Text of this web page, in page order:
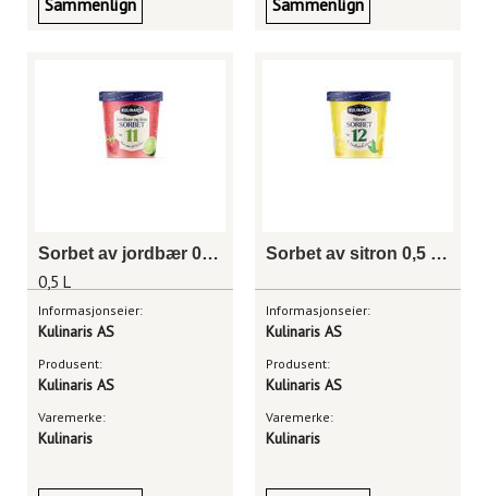
Sammenlign Sammenlign
Sorbet av jordbær 0,5 liter
0,5 L
Informasjonseier:
Kulinaris AS
Produsent:
Kulinaris AS
Varemerke:
Kulinaris
Sorbet av sitron 0,5 liter
Informasjonseier:
Kulinaris AS
Produsent:
Kulinaris AS
Varemerke:
Kulinaris